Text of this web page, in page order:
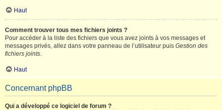
Haut
Comment trouver tous mes fichiers joints ?
Pour accéder à la liste des fichiers que vous avez joints à vos messages et
messages privés, allez dans votre panneau de l’utilisateur puis Gestion des
fichiers joints.
Haut
Concernant phpBB
Qui a développé ce logiciel de forum ?